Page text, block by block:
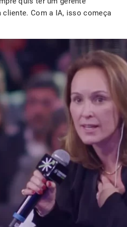
cliente. Com a IA, isso começa